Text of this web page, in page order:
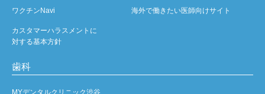
ワクチンNavi 海外で働きたい医師向けサイト
カスタマーハラスメントに
対する基本方針
歯科
MYデンタルクリニック渋谷